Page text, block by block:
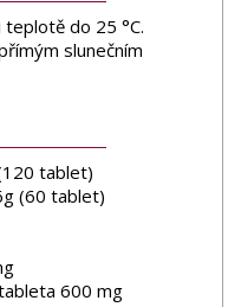
do 25 °C.
slunečním
tablet)
(60 tablet)
600 mg